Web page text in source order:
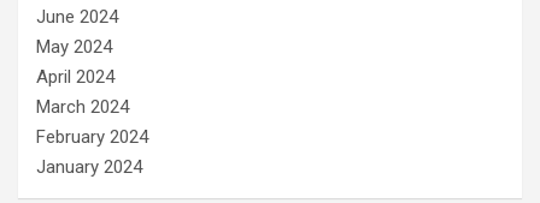
June 2024
May 2024
April 2024
March 2024
February 2024
January 2024